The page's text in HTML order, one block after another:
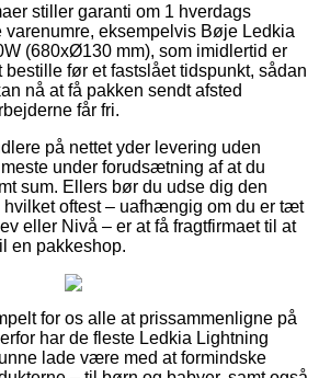
stiller garanti om 1 hverdags
eksempelvis Bøje Ledkia
(680xØ130 mm), som imidlertid er
før et fastslået tidspunkt, sådan
nå at få pakken sendt afsted
får fri.
på nettet yder levering uden
under forudsætning af at du
sum. Ellers bør du udse dig den
hvilket oftest – uafhængig om du er tæt
eller Nivå – er at få fragtfirmaet til at
en pakkeshop.
for os alle at prissammenligne på
har de fleste Ledkia Lightning
lade være med at formindske